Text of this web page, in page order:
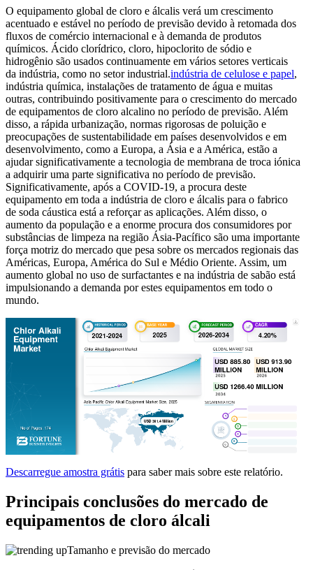
O equipamento global de cloro e álcalis verá um crescimento
acentuado e estável no período de previsão devido à retomada dos
fluxos de comércio internacional e à demanda de produtos
químicos. Ácido clorídrico, cloro, hipoclorito de sódio e
hidrogênio são usados ​​continuamente em vários setores verticais
da indústria, como no setor industrial.indústria de celulose e papel,
indústria química, instalações de tratamento de água e muitas
outras, contribuindo positivamente para o crescimento do mercado
de equipamentos de cloro alcalino no período de previsão. Além
disso, a rápida urbanização, normas rigorosas de poluição e
preocupações de sustentabilidade em países desenvolvidos e em
desenvolvimento, como a Europa, a Ásia e a América, estão a
ajudar significativamente a tecnologia de membrana de troca iónica
a adquirir uma parte significativa no período de previsão.
Significativamente, após a COVID-19, a procura deste
equipamento em toda a indústria de cloro e álcalis para o fabrico
de soda cáustica está a reforçar as aplicações. Além disso, o
aumento da população e a enorme procura dos consumidores por
substâncias de limpeza na região Ásia-Pacífico são uma importante
força motriz do mercado que pesa sobre os mercados regionais das
Américas, Europa, América do Sul e Médio Oriente. Assim, um
aumento global no uso de surfactantes e na indústria de sabão está
impulsionando a demanda por estes equipamentos em todo o
mundo.
Descarregue amostra grátis para saber mais sobre este relatório.
Principais conclusões do mercado de
equipamentos de cloro álcali
Tamanho e previsão do mercado